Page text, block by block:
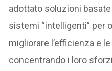
adottato soluzioni
sistemi “intelligenti” per
migliorare l’efficienza e
concentrando i loro